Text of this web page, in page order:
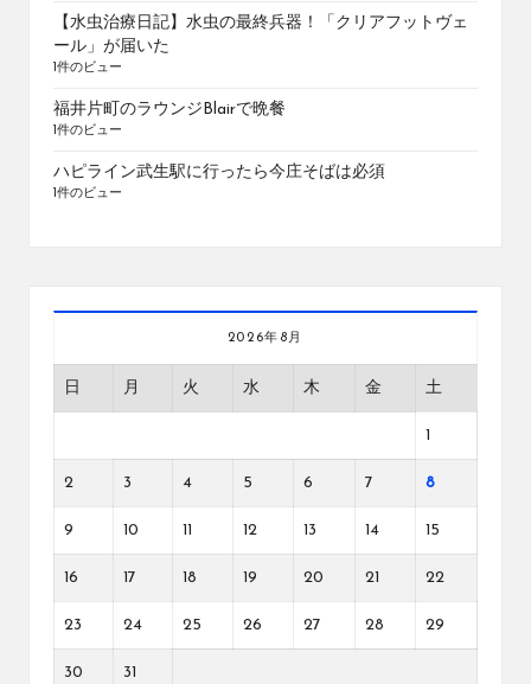
【水虫治療日記】水虫の最終兵器！「クリアフットヴェ
ール」が届いた
1件のビュー
福井片町のラウンジBlairで晩餐
1件のビュー
ハピライン武生駅に行ったら今庄そばは必須
1件のビュー
2026年8月
日 月 火 水 木 金 土
2 3 4 5 6 7 8
9 10 12 13 14 15
16 17 18 19 20 21 22
23 24 25 26 27 28 29
30 31